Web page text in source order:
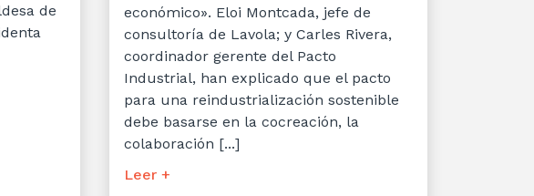
de
económico». Eloi Montcada, jefe de
consultoría de Lavola; y Carles Rivera,
coordinador gerente del Pacto
Industrial, han explicado que el pacto
para una reindustrialización sostenible
debe basarse en la cocreación, la
colaboración [...]
Leer +